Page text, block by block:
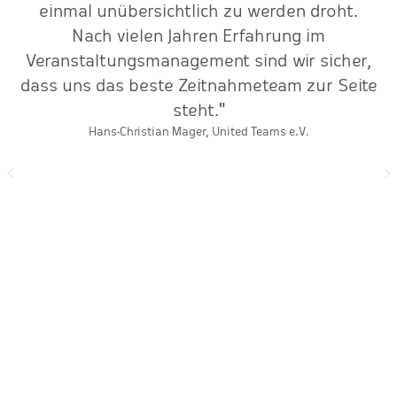
einmal unübersichtlich zu werden droht.
Nach vielen Jahren Erfahrung im
Veranstaltungsmanagement sind wir sicher,
dass uns das beste Zeitnahmeteam zur Seite
steht."
Hans-Christian Mager, United Teams e.V.